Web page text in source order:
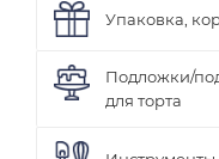
Упаковка,
Подложки/
для торта